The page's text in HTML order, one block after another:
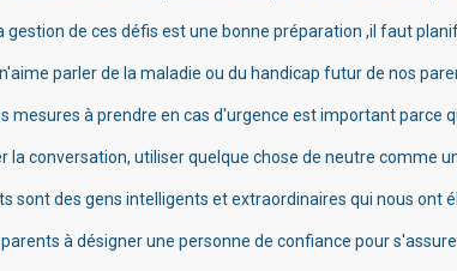
gestion de ces défis est une bonne préparation ,il faut
parler de la maladie ou du handicap futur de nos
mesures à prendre en cas d'urgence estimportant parce
la conversation, utiliser quelque chose de neutre comme
sont des gens intelligents et extraordinaires qui nous ont
à désigner une personne de confiance pour